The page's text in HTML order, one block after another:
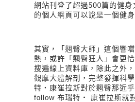
網站刊登了超過500篇的健身
的個人網頁可以說是一個健身
其實，「翹臀大師」這個響
熱，或許「翹臀狂人」會更
搜遍線上資料庫，除此之外
觀摩大體解剖，完整發揮科
特 ‧ 康崔拉斯對於翹臀那近
follow 布瑞特 ‧ 康崔拉斯就